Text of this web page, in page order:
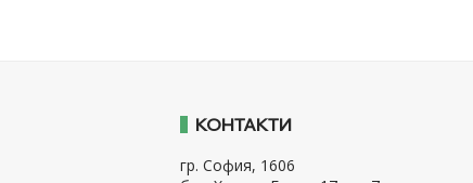
КОНТАКТИ
гр. София, 1606